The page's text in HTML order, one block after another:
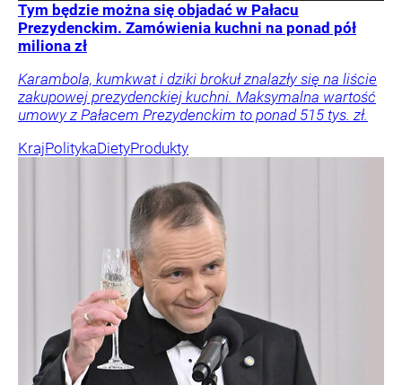
Tym będzie można się objadać w Pałacu
Prezydenckim. Zamówienia kuchni na ponad pół
miliona zł
Karambola, kumkwat i dziki brokuł znalazły się na liście
zakupowej prezydenckiej kuchni. Maksymalna wartość
umowy z Pałacem Prezydenckim to ponad 515 tys. zł.
KrajPolitykaDietyProdukty